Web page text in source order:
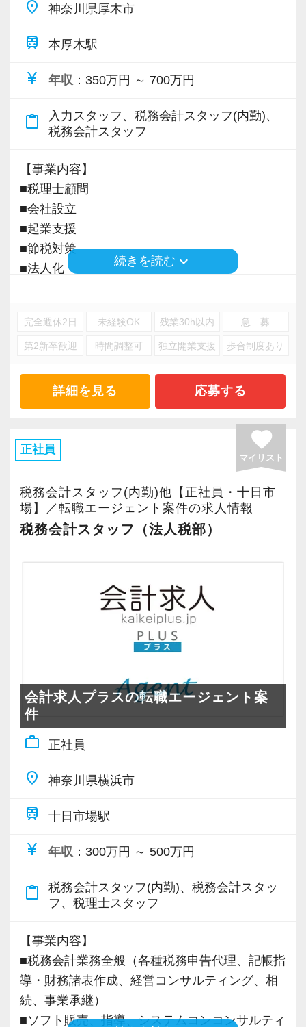
るというスタイルで、経験年数を積めば自動的
いません。
く自分から手を挙げてください。
敗を恐れずに目標に向かってチャレンジするこ
とができます。
【現役スタッフの声】
前職は小規模な事務所で、なかなか担当を持つ
ことができませんでした。
代表が高齢で新しいお客様も増えず、自分の今
現在は、渋谷オフィスの責任者として一つの拠
点を任されています。
積極的に手を挙げるアクティブな人には向いて
いる会社です。
谷オフィスの開設に合わせて、責任者になりた
いと立候補しました。
ップのチャンスも広がり、経験者なら実務だけ
でなくマネジメントの経験も積めます。
オフィス責任者として心がけているのは、何で
重することです。
常に柔軟さを忘れずに接したいと思っていま
れ喜んでもらえる、そんな組織にしていきたい
ですね。
“明るくて仲が良い”というのも当社の特徴。
ために、一緒に働く仲間のために、本気になれ
る実感が得られやすい職場です。
ているので、目標を立ててどんどん達成してい
「こういうことをやってみたい！」という強い
思いがある人、大歓迎です！
ステップアップが可能です。
ジできます。
【定期的な班替えや席替えで、より多くのこと
を学べる体制！】
当社ではフリーアドレスと固定席を併用しなが
ら業務を行っています。
そのなかで定期的な席替えやチームの班替えを
実施。得意分野や経験の異なる様々な人と一緒
に仕事を行うことで、より柔軟かつ多彩なノウ
ハウや知識を身に付けられる体制を整えていま
り、オンライン・オフラインを問わず気軽に話
し合える社風です。
【各種社会保険完備、ユニークな手当制度あ
当も充実。
税務能力検定等の資格検定に合格するともらえ
年（10万円）を支給する「勤続手当」もありま
す。
詳しくはこちら（リンク先：https://www.tokyo-
【成長のための5つのこだわりを大事にしていま
仕事をする上では5つのこだわり「クイックレス
ポンス・プラス思考・有言実行・他責禁止・気
配り」を掲げ、一人ひとりが実行しています。
より多くの「ありがとう」と笑顔をいただき続
けるために「情熱家であれ！」がモットーで
す。
【求職者へのメッセージ】
険外交員・経理・事務などユニークな職歴を持
共通しているのは“諦めない心”を持っているこ
未経験のオフィスワークでも前向きに取り組み
で悩まずにどんどん聞ける人は、ぐんぐん成長
できるはずです。
まったくの未経験者は、一通りの仕事に慣れる
までが大変かもしれません。
して頂きながら、
完全在宅会計スタッフとして、会計業務全般を
お任せします。
・記帳代行
・確定申告業務
・申告書作成補助
・決算業務
・Excelを使用した集計、Wordでの文書作成
・資料やデータの整理
・電話、メール対応
・その他付随する業務
また、経験やスキルに応じて徐々に担当する業
務の幅を広げていただきます。
将来的には申告書レビューなど、専門性を高め
どこでも通用する実務スキルを身につけなが
ら、着実にスキルアップできる環境です。
★当事務所ではこんな方をお待ちしています！
★
経験やスキルももちろん重要ですが、それ以上
に周囲への思いやりや感謝の気持ちを持ち、誠
実に仕事へ向き合える方と一緒に働きたいと考
・素直な姿勢で新しいことを学べる方
・周囲と協力しながら業務を進められる方
・お客様や仲間に対して誠実に対応できる方
・成長意欲を持ち、前向きにチャレンジできる
方
また、当事務所ではDX化や業務改善などにも積
「新しいことにも前向きに挑戦してみる」
しながらさらに成長できる環境です。
一緒に学び、成長しながら、お客様のお役に立
てる仕事をしていきませんか。
place 神奈川県厚木市
train 本厚木駅
currency_yen 年収 ：350万円 ～ 700万円
content_paste
入力スタッフ、税務会計スタッフ(内勤)、
税務会計スタッフ
【事業内容】
■税理士顧問
■会社設立
■起業支援
■節税対策
■法人化
■個人事業主の顧問
続きを読む keyboard_arrow_down
完全週休2日 未経験OK 残業30h以内 急 募
第2新卒歓迎 時間調整可 独立開業支援 歩合制度あり
詳細を見る 応募する
正社員 favorite
マイリスト
税務会計スタッフ(内勤)他【正社員・十日市
場】／転職エージェント案件の求人情報
税務会計スタッフ（法人税部）
会計求人プラスの転職エージェント案
件
work_outline 正社員
place 神奈川県横浜市
train 十日市場駅
currency_yen 年収 ：300万円 ～ 500万円
content_paste
税務会計スタッフ(内勤)、税務会計スタッ
フ、税理士スタッフ
【事業内容】
■税務会計業務全般（各種税務申告代理、記帳指
導・財務諸表作成、経営コンサルティング、相
続、事業承継）
■ソフト販売、指導、システムコンコンサルティ